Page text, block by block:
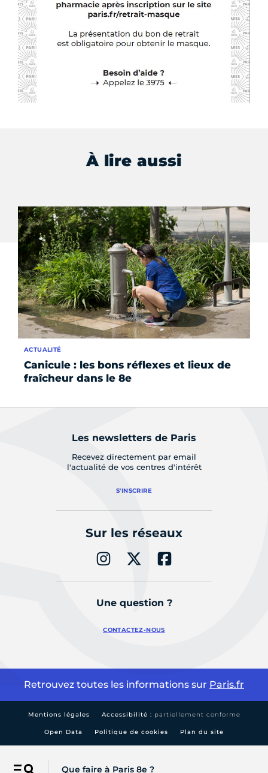
Que faire à Paris 8e ?
À lire aussi
Canicule : les bons réflexes et lieux de
fraîcheur dans le 8e
ACTUALITÉ
Les newsletters de Paris
Recevez directement par email
l'actualité de vos centres d'intérêt
S'INSCRIRE
Sur les réseaux
Une question ?
CONTACTEZ-NOUS
Retrouvez toutes les informations sur Paris.fr
Mentions légales Accessibilité : partiellement conforme
Open Data Politique de cookies Plan du site